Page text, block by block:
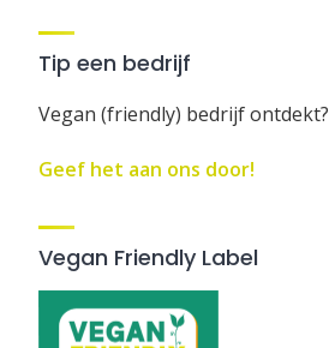
Tip een bedrijf
Vegan (friendly) bedrijf ontdekt?
Geef het aan ons door!
Vegan Friendly Label